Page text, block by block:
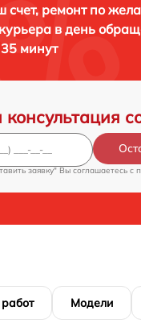
счет, ремонт по
в день
35 минут
заявку" Вы соглашаетесь c
Модели